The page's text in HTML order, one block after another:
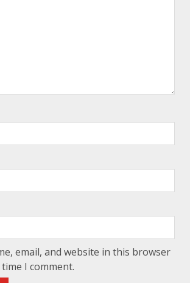
email, and website in this browser
I comment.